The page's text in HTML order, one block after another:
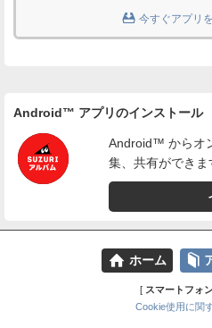
 今すぐアプリ
Android™ アプリのインストール
Android™ からオ
集、共有ができま
⌂ ホーム 📕
[ スマートフォ
Cookie使用に関